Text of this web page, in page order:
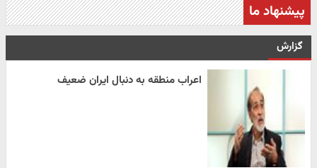
پیشنهاد ما
گزارش
اعراب منطقه به دنبال ایران ضعیف